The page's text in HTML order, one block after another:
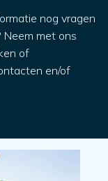
nog vragen
met ons
of
en/of